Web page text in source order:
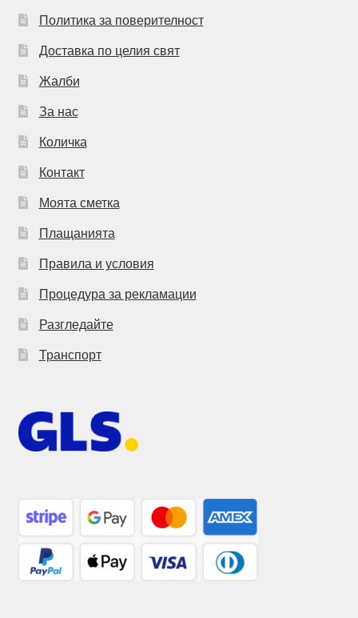
Политика за поверителност
Доставка по целия свят
Жалби
За нас
Количка
Контакт
Моята сметка
Плащанията
Правила и условия
Процедура за рекламации
Разгледайте
Транспорт